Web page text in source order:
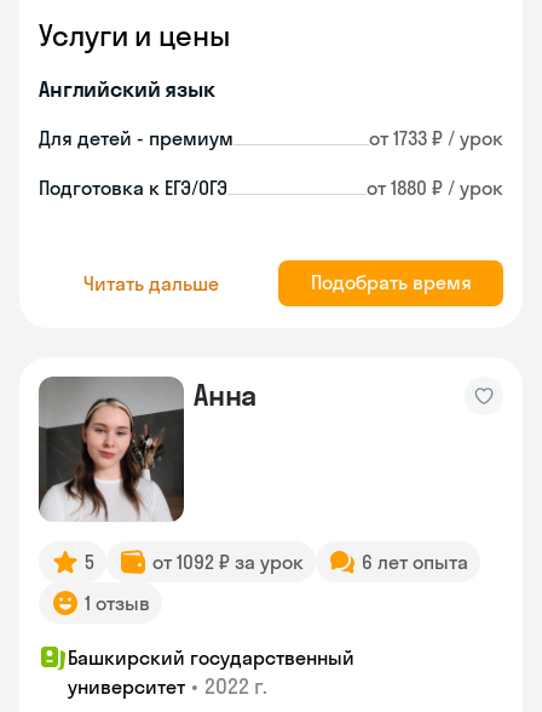
Услуги и цены
Английский язык
Для детей - премиум от 1733 ₽ / урок
Подготовка к ЕГЭ/ОГЭ от 1880 ₽ / урок
Читать дальше Подобрать время
Анна
5 от 1092 ₽ за урок
6 лет опыта
1 отзыв
Башкирский государственный
университет • 2022 г.